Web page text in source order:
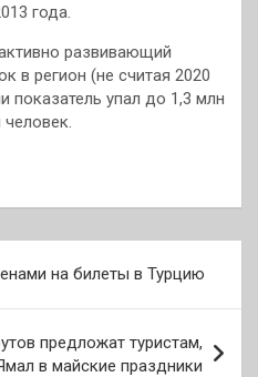
года.
развивающий
в регион (не считая 2020
показатель упал до 1,3 млн
на билеты в Турцию
предложат туристам,
в майские праздники